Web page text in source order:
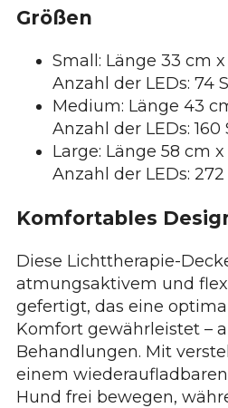
Größen
Small: Länge 33 cm
Anzahl der LEDs: 74
Medium: Länge 43
Anzahl der LEDs: 160
Large: Länge 58 cm
Anzahl der LEDs:
Komfortables
Diese Lichttherapie-
atmungsaktivem und
gefertigt, das eine
Komfort gewährleistet –
Behandlungen. Mit
einem
Hund frei bewegen,